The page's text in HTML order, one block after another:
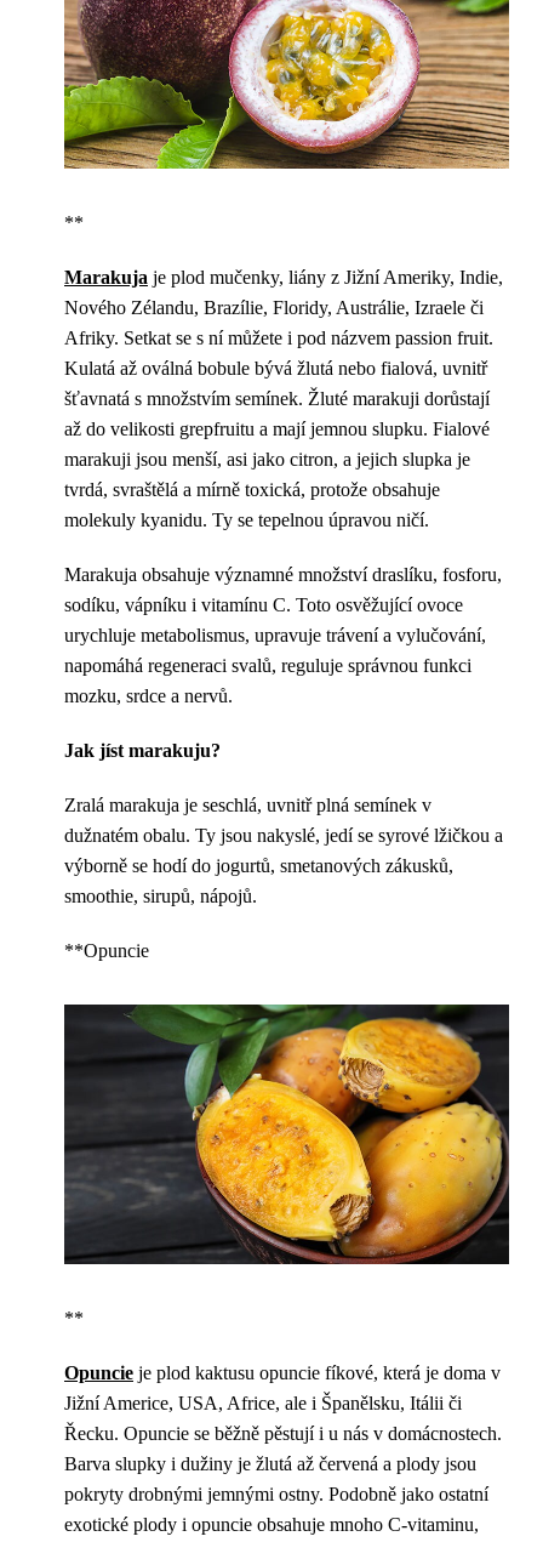
**
Marakuja je plod mučenky, liány z Jižní Ameriky, Indie,
Nového Zélandu, Brazílie, Floridy, Austrálie, Izraele či
Afriky. Setkat se s ní můžete i pod názvem passion fruit.
Kulatá až oválná bobule bývá žlutá nebo fialová, uvnitř
šťavnatá s množstvím semínek. Žluté marakuji dorůstají
až do velikosti grepfruitu a mají jemnou slupku. Fialové
marakuji jsou menší, asi jako citron, a jejich slupka je
tvrdá, svraštělá a mírně toxická, protože obsahuje
molekuly kyanidu. Ty se tepelnou úpravou ničí.
Marakuja obsahuje významné množství draslíku, fosforu,
sodíku, vápníku i vitamínu C. Toto osvěžující ovoce
urychluje metabolismus, upravuje trávení a vylučování,
napomáhá regeneraci svalů, reguluje správnou funkci
mozku, srdce a nervů.
Jak jíst marakuju?
Zralá marakuja je seschlá, uvnitř plná semínek v
dužnatém obalu. Ty jsou nakyslé, jedí se syrové lžičkou a
výborně se hodí do jogurtů, smetanových zákusků,
smoothie, sirupů, nápojů.
**Opuncie
**
Opuncie je plod kaktusu opuncie fíkové, která je doma v
Jižní Americe, USA, Africe, ale i Španělsku, Itálii či
Řecku. Opuncie se běžně pěstují i u nás v domácnostech.
Barva slupky i dužiny je žlutá až červená a plody jsou
pokryty drobnými jemnými ostny. Podobně jako ostatní
exotické plody i opuncie obsahuje mnoho C-vitaminu,